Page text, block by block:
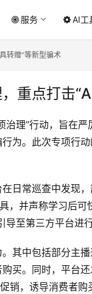
服务 AI工
转赠”等新型骗术
重点打击
理”行动，旨在
为。此次专项行
日常巡查中发现
，并声称学习后
导至第三方平台进
其中包括部分主
买。同时，平台
销，诱导消费者购